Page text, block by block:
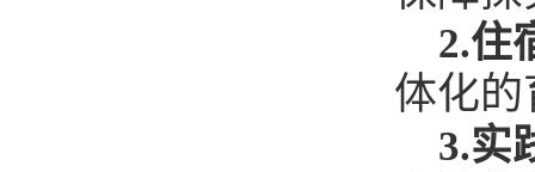
2.住
体化
3.实